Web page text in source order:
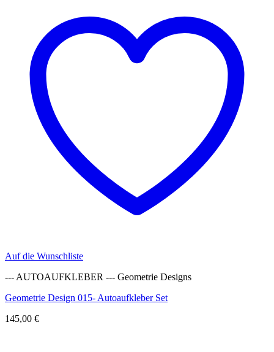
Auf die Wunschliste
--- AUTOAUFKLEBER --- Geometrie Designs
Geometrie Design 015- Autoaufkleber Set
145,00 €